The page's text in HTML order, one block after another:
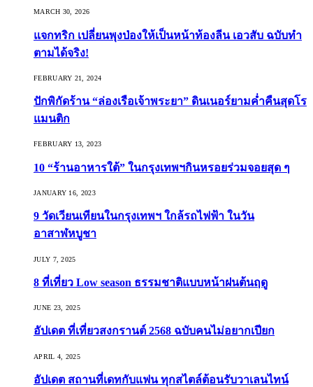
MARCH 30, 2026
แจกทริก เปลี่ยนพุงป่องให้เป็นหน้าท้องลีน เอวสับ ฉบับทำ
ตามได้จริง!
FEBRUARY 21, 2024
ปักพิกัดร้าน “ล่องเรือเจ้าพระยา” ดินเนอร์ยามค่ำคืนสุดโร
แมนติก
FEBRUARY 13, 2023
10 “ร้านอาหารใต้” ในกรุงเทพฯกินหรอยร่วมจอยสุด ๆ
JANUARY 16, 2023
9 วัดเวียนเทียนในกรุงเทพฯ ใกล้รถไฟฟ้า ในวัน
อาสาฬหบูชา
JULY 7, 2025
8 ที่เที่ยว Low season ธรรมชาติแบบหน้าฝนต้นฤดู️
JUNE 23, 2025
อัปเดต ที่เที่ยวสงกรานต์ 2568 ฉบับคนไม่อยากเปียก
APRIL 4, 2025
อัปเดต สถานที่เดทกับแฟน ทุกสไตล์ต้อนรับวาเลนไทน์